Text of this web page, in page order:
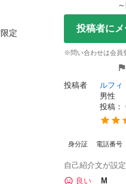
定 投稿者に
※問い合わせは会員
投稿者
ルフィ
男性
投稿：
身分証 電話番号
自己紹介文が設
良い
M